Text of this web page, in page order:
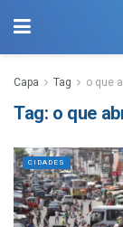
Capa Tag o que
Tag: o que
CIDADES